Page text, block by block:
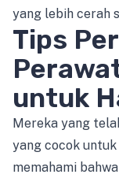
yang lebih cerah
Tips
untuk
Mereka yang
yang cocok untuk
memahami